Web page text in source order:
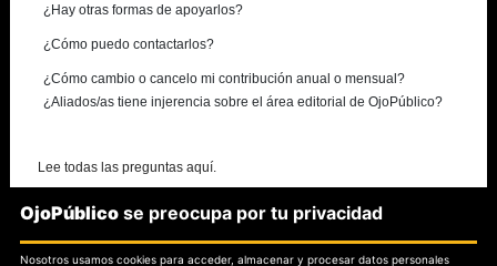
¿Hay otras formas de apoyarlos?
¿Cómo puedo contactarlos?
¿Cómo cambio o cancelo mi contribución anual o mensual?
¿Aliados/as tiene injerencia sobre el área editorial de OjoPúblico?
Lee todas las preguntas aquí.
¿Necesitas más información?
OjoPúblico se preocupa por tu privacidad
Nosotros usamos cookies para acceder, almacenar y procesar datos personales